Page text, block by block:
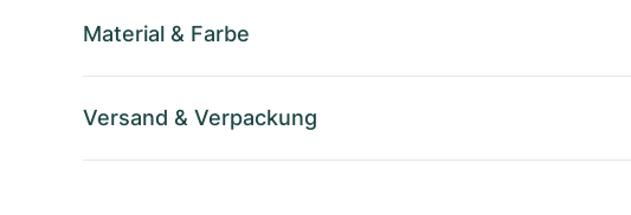
Material & Farbe
Versand & Verpackung